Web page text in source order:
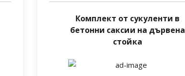
Комплект от сукуленти в
бетонни саксии на дървена
стойка